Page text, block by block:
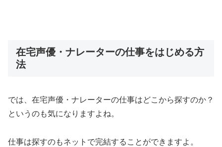
在宅声優・ナレーターの仕事をはじめる方
法
では、在宅声優・ナレーターの仕事はどこから探すのか？
というのも気になりますよね。
仕事は探すのもネットで完結することができますよ。